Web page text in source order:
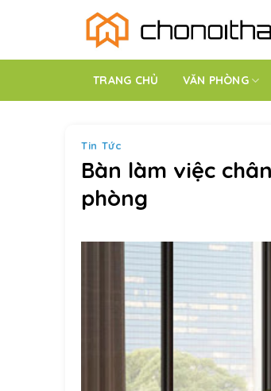
TRANG CHỦ VĂN PHÒNG
Tin Tức
Bàn làm việc
phòng